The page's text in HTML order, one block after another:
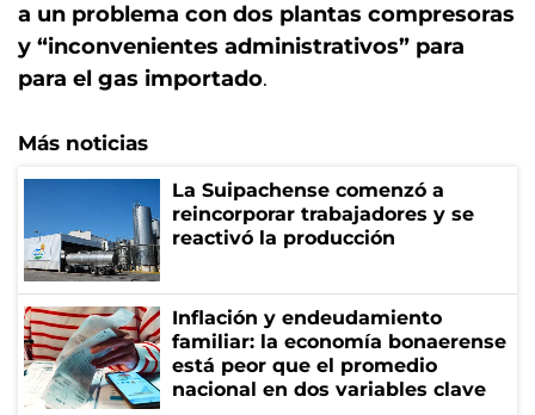
a un problema con dos plantas compresoras
y “inconvenientes administrativos” para
para el gas importado.
Más noticias
La Suipachense comenzó a
reincorporar trabajadores y se
reactivó la producción
Inflación y endeudamiento
familiar: la economía bonaerense
está peor que el promedio
nacional en dos variables clave